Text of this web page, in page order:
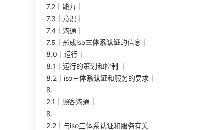
7.2｜能力｜
7.3｜意识｜
7.4｜沟通｜
7.5｜形成iso三体系认证的信息｜
8.0｜运行｜
8.1｜运行的策划和控制 ｜
8.2｜iso三体系认证和服务的要求｜
8.
2.1｜顾客沟通｜
8.
2.2｜与iso三体系认证和服务有关